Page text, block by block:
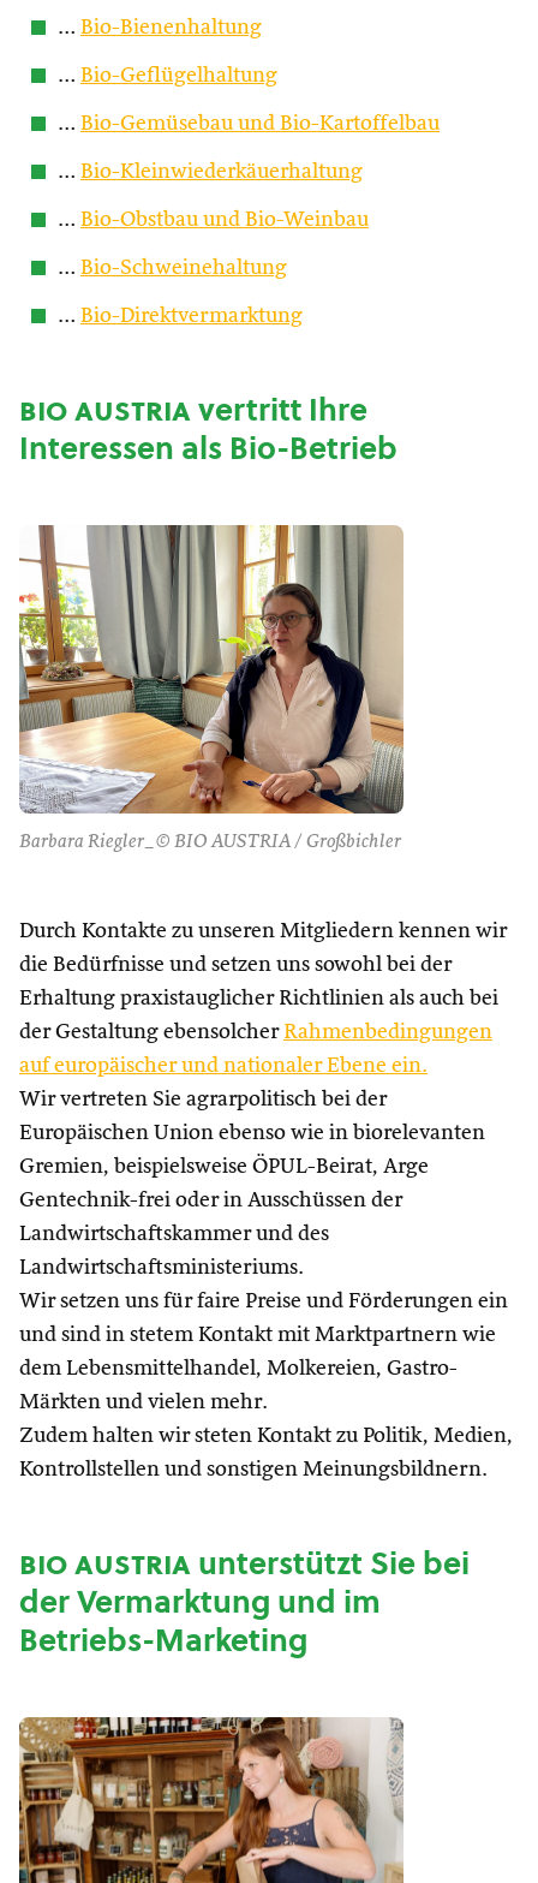
… Bio-Bienenhaltung
… Bio-Geflügelhaltung
… Bio-Gemüsebau und Bio-Kartoffelbau
… Bio-Kleinwiederkäuerhaltung
… Bio-Obstbau und Bio-Weinbau
… Bio-Schweinehaltung
… Bio-Direktvermarktung
bio austriavertritt Ihre
Interessen als Bio-Betrieb
Barbara Riegler_© BIO AUSTRIA / Großbichler
Durch Kontakte zu unseren Mitgliedern kennen wir
die Bedürfnisse und setzen uns sowohl bei der
Erhaltung praxistauglicher Richtlinien als auch bei
der Gestaltung ebensolcher Rahmenbedingungen
auf europäischer und nationaler Ebene ein.
Wir vertreten Sie agrarpolitisch bei der
Europäischen Union ebenso wie in biorelevanten
Gremien, beispielsweise ÖPUL-Beirat, Arge
Gentechnik-frei oder in Ausschüssen der
Landwirtschaftskammer und des
Landwirtschaftsministeriums.
Wir setzen uns für faire Preise und Förderungen ein
und sind in stetem Kontakt mit Marktpartnern wie
dem Lebensmittelhandel, Molkereien, Gastro-
Märkten und vielen mehr.
Zudem halten wir steten Kontakt zu Politik, Medien,
Kontrollstellen und sonstigen Meinungsbildnern.
bio austriaunterstützt Sie bei
der Vermarktung und im
Betriebs-Marketing